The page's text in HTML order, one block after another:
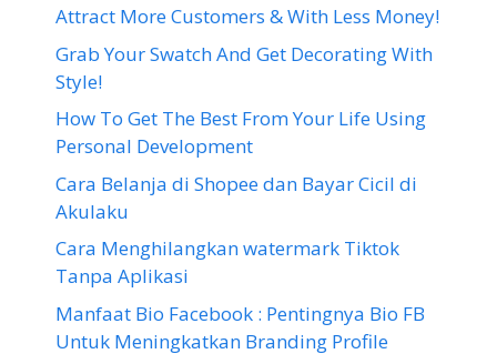
Attract More Customers & With Less Money!
Grab Your Swatch And Get Decorating With
Style!
How To Get The Best From Your Life Using
Personal Development
Cara Belanja di Shopee dan Bayar Cicil di
Akulaku
Cara Menghilangkan watermark Tiktok
Tanpa Aplikasi
Manfaat Bio Facebook : Pentingnya Bio FB
Untuk Meningkatkan Branding Profile